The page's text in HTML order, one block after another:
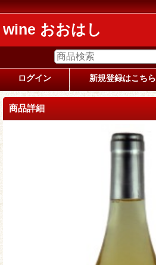
wine おおはし
ログイン 新規登録はこちら
商品詳細